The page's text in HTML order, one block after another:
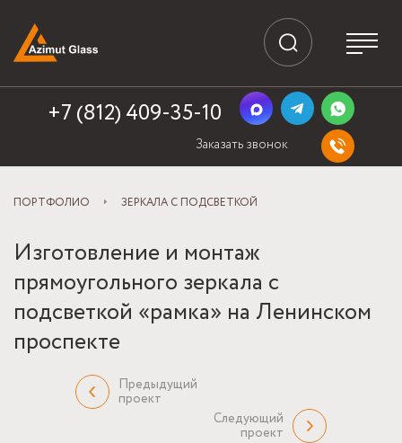
+7 (812) 409-35-10
Заказать звонок
ПОРТФОЛИО ЗЕРКАЛА С ПОДСВЕТКОЙ
Изготовление и монтаж
прямоугольного зеркала с
подсветкой «рамка» на Ленинском
проспекте
Предыдущий
проект
Следующий
проект